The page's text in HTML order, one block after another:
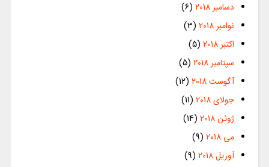
دسامبر 2018
(6)
نوامبر 2018
(3)
اکتبر 2018
(5)
سپتامبر 2018
(5)
آگوست 2018
(12)
جولای 2018
(11)
ژوئن 2018
(14)
می 2018
(9)
آوریل 2018
(9)